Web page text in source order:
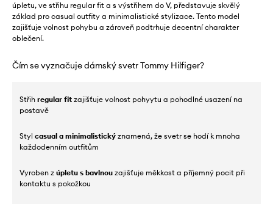
úpletu, ve střihu regular fit a s výstřihem do V, představuje skvělý
základ pro casual outfity a minimalistické stylizace. Tento model
zajišťuje volnost pohybu a zároveň podtrhuje decentní charakter
oblečení.
Čím se vyznačuje dámský svetr Tommy Hilfiger?
Střih regular fit zajišťuje volnost pohyytu a pohodlné usazení na
postavě
Styl casual a minimalistický znamená, že svetr se hodí k mnoha
každodenním outfitům
Vyroben z úpletu s bavlnou zajišťuje měkkost a příjemný pocit při
kontaktu s pokožkou